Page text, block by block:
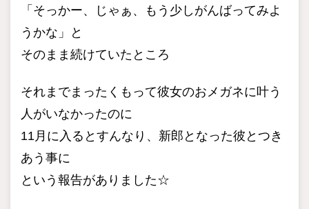
「そっかー、じゃぁ、もう少しがんばってみよ
うかな」と
そのまま続けていたところ
それまでまったくもって彼女のおメガネに叶う
人がいなかったのに
11月に入るとすんなり、新郎となった彼とつき
あう事に
という報告がありました☆